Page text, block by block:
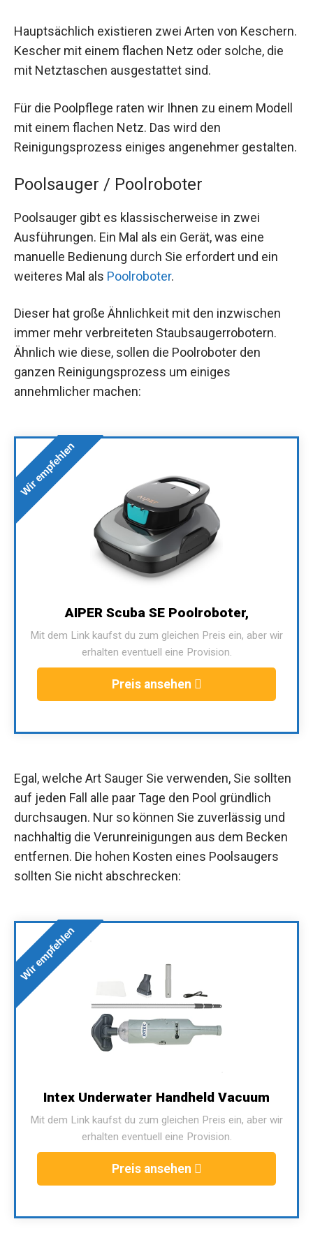
Hauptsächlich existieren zwei Arten von Keschern.
Kescher mit einem flachen Netz oder solche, die
mit Netztaschen ausgestattet sind.
Für die Poolpflege raten wir Ihnen zu einem Modell
mit einem flachen Netz. Das wird den
Reinigungsprozess einiges angenehmer gestalten.
Poolsauger / Poolroboter
Poolsauger gibt es klassischerweise in zwei
Ausführungen. Ein Mal als ein Gerät, was eine
manuelle Bedienung durch Sie erfordert und ein
weiteres Mal als Poolroboter.
Dieser hat große Ähnlichkeit mit den inzwischen
immer mehr verbreiteten Staubsaugerrobotern.
Ähnlich wie diese, sollen die Poolroboter den
ganzen Reinigungsprozess um einiges
annehmlicher machen:
Wir empfehlen
AIPER Scuba SE Poolroboter,
Mit dem Link kaufst du zum gleichen Preis ein, aber wir
erhalten eventuell eine Provision.
Preis ansehen
Egal, welche Art Sauger Sie verwenden, Sie sollten
auf jeden Fall alle paar Tage den Pool gründlich
durchsaugen. Nur so können Sie zuverlässig und
nachhaltig die Verunreinigungen aus dem Becken
entfernen. Die hohen Kosten eines Poolsaugers
sollten Sie nicht abschrecken:
Wir empfehlen
Intex Underwater Handheld Vacuum
Mit dem Link kaufst du zum gleichen Preis ein, aber wir
erhalten eventuell eine Provision.
Preis ansehen